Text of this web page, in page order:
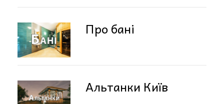
Про бані
Альтанки Київ